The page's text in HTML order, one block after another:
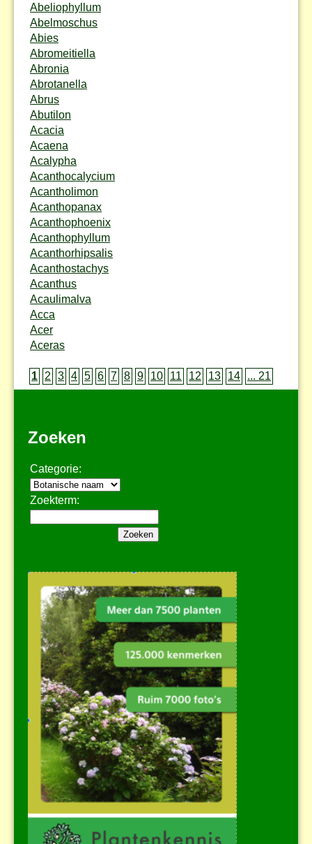
Abeliophyllum
Abelmoschus
Abies
Abromeitiella
Abronia
Abrotanella
Abrus
Abutilon
Acacia
Acaena
Acalypha
Acanthocalycium
Acantholimon
Acanthopanax
Acanthophoenix
Acanthophyllum
Acanthorhipsalis
Acanthostachys
Acanthus
Acaulimalva
Acca
Acer
Aceras
1 2 3 4 5 6 7 8 9 10 11 12 13 14 ... 21
Zoeken
Categorie:
Zoekterm: